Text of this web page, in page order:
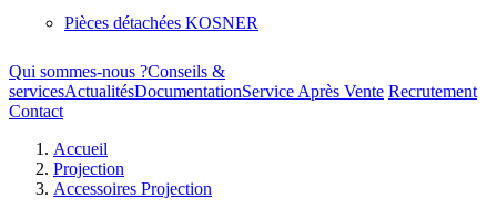
Pièces détachées KOSNER
Qui sommes-nous ?Conseils &
servicesActualitésDocumentationService Après Vente Recrutement
Contact
Accueil
Projection
Accessoires Projection